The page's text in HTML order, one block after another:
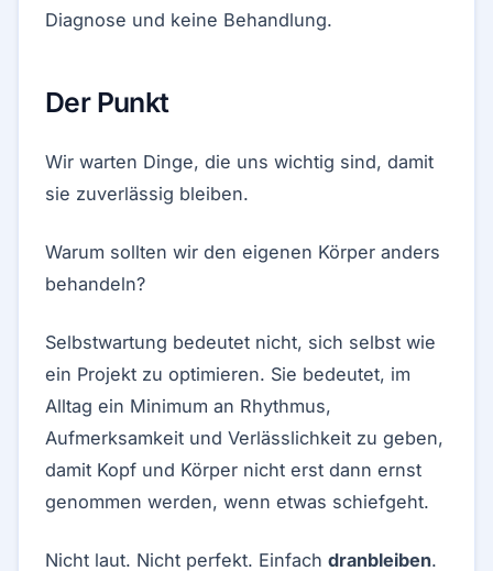
Diagnose und keine Behandlung.
Der Punkt
Wir warten Dinge, die uns wichtig sind, damit
sie zuverlässig bleiben.
Warum sollten wir den eigenen Körper anders
behandeln?
Selbstwartung bedeutet nicht, sich selbst wie
ein Projekt zu optimieren. Sie bedeutet, im
Alltag ein Minimum an Rhythmus,
Aufmerksamkeit und Verlässlichkeit zu geben,
damit Kopf und Körper nicht erst dann ernst
genommen werden, wenn etwas schiefgeht.
Nicht laut. Nicht perfekt. Einfach dranbleiben.